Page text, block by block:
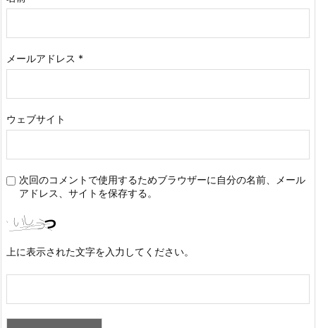
メールアドレス *
ウェブサイト
次回のコメントで使用するためブラウザーに自分の名前、メール
アドレス、サイトを保存する。
上に表示された文字を入力してください。